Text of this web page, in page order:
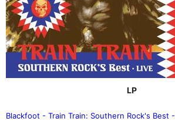
LP
Blackfoot - Train Train: Southern Rock's Best